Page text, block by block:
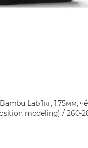
Lab 1кг, 1.75мм,
modeling) / 260-